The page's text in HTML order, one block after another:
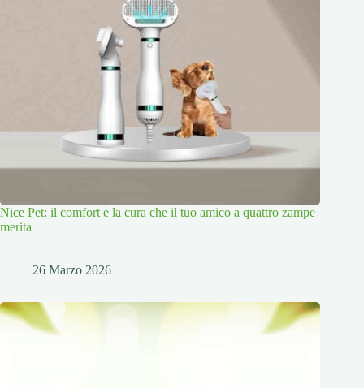
Nice Pet: il comfort e la cura che il tuo amico a quattro zampe
merita
26 Marzo 2026